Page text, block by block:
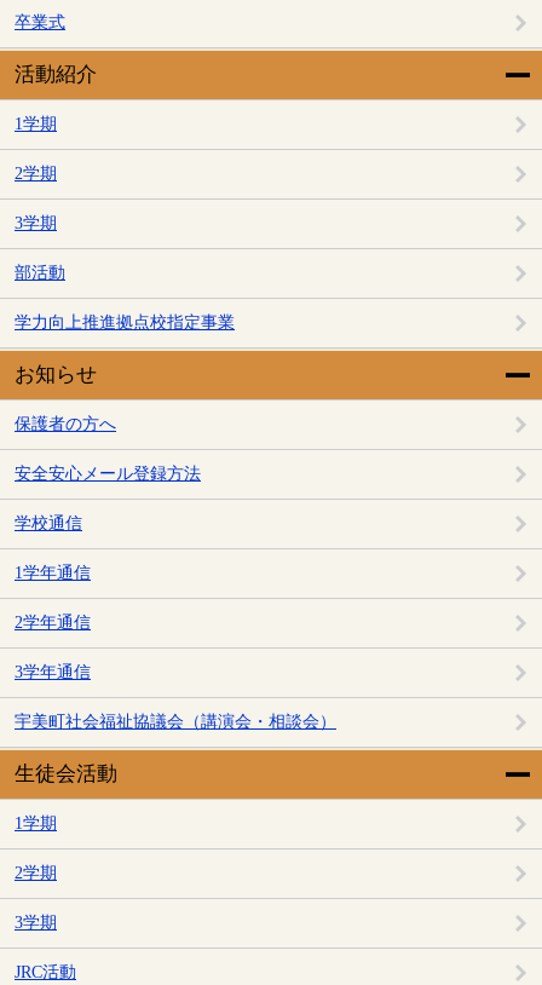
卒業式
活動紹介
1学期
2学期
3学期
部活動
学力向上推進拠点校指定事業
お知らせ
保護者の方へ
安全安心メール登録方法
学校通信
1学年通信
2学年通信
3学年通信
宇美町社会福祉協議会（講演会・相談会）
生徒会活動
1学期
2学期
3学期
JRC活動